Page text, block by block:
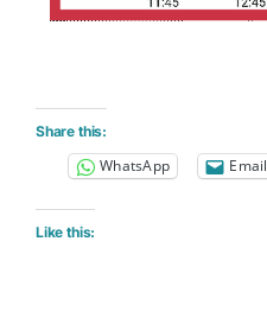
Share this:
WhatsApp Email
Like this: